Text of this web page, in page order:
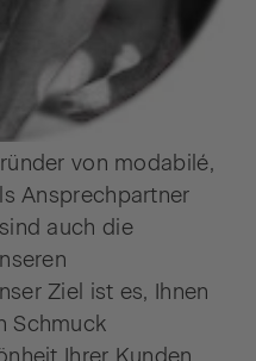
von modabilé,
Ansprechpartner
auch die
Ziel ist es, Ihnen
Schmuck